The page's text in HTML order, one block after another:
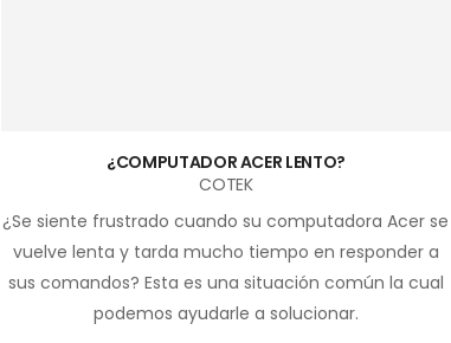
¿COMPUTADOR ACER LENTO?
COTEK
¿Se siente frustrado cuando su computadora Acer se
vuelve lenta y tarda mucho tiempo en responder a
sus comandos? Esta es una situación común la cual
podemos ayudarle a solucionar.